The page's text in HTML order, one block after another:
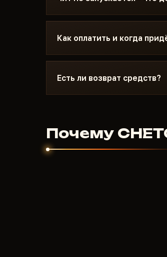
Пишите в Discord с
минут: неправильный режим
Как оплатить и когда
Оплата криптовалютой или
приходит автоматически
Есть ли возврат средств?
Почему